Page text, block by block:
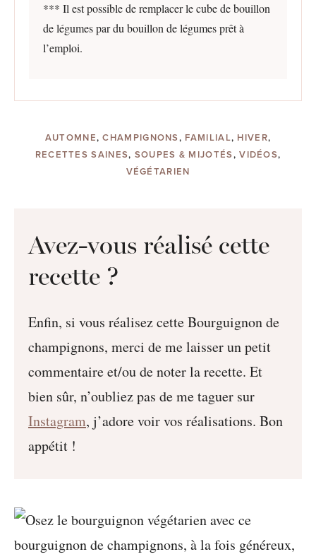
*** Il est possible de remplacer le cube de bouillon
de légumes par du bouillon de légumes prêt à
l’emploi.
AUTOMNE,CHAMPIGNONS, FAMILIAL, HIVER,
RECETTES SAINES, SOUPES & MIJOTÉS,VIDÉOS,
VÉGÉTARIEN
Avez-vous réalisé cette
recette ?
Enfin, si vous réalisez cette Bourguignon de
champignons, merci de me laisser un petit
commentaire et/ou de noter la recette. Et
bien sûr, n’oubliez pas de me taguer sur
Instagram, j’adore voir vos réalisations. Bon
appétit !